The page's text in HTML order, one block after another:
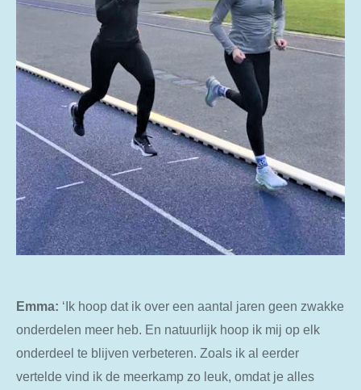
Emma: ‘Ik hoop dat ik over een aantal jaren geen zwakke
onderdelen meer heb. En natuurlijk hoop ik mij op elk
onderdeel te blijven verbeteren. Zoals ik al eerder
vertelde vind ik de meerkamp zo leuk, omdat je alles